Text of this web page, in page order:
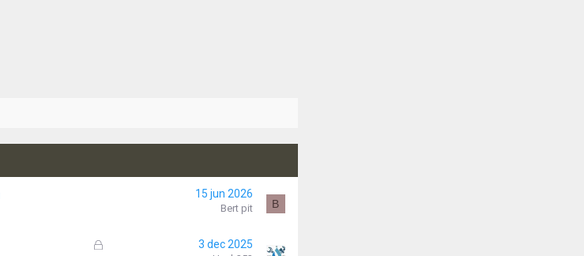
15 jun 2026
Bert pit B
G
3 dec 2025